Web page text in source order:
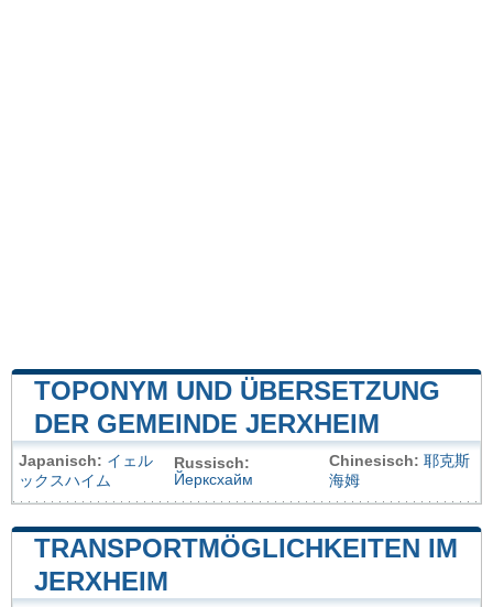
TOPONYM UND ÜBERSETZUNG
DER GEMEINDE JERXHEIM
Japanisch: イェル
ックスハイム
Russisch:
Йерксхайм
Chinesisch: 耶克斯
海姆
TRANSPORTMÖGLICHKEITEN IM
JERXHEIM